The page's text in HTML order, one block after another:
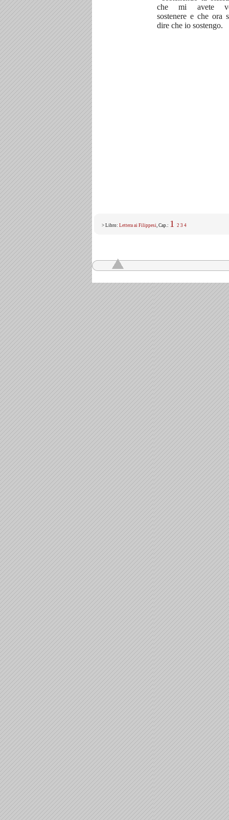
che mi avete
sostenere e che ora
dire che io sostengo.
> Libro: Lettera ai Filippesi, Cap.: 1 2 3 4